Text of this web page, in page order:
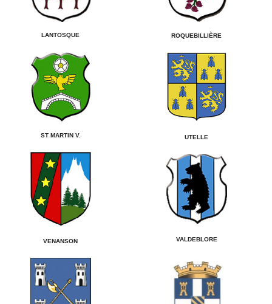
LANTOSQUE ROQUEBILLIÈRE
ST MARTIN V. UTELLE
VENANSON VALDEBLORE